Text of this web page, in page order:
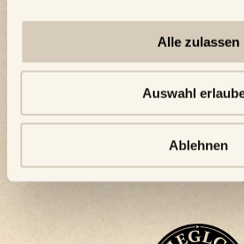
Alle zulassen
Auswahl
Ablehnen